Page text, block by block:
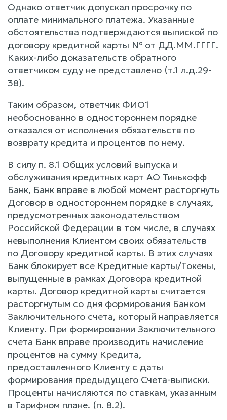
Однако ответчик допускал просрочку по
оплате минимального платежа. Указанные
обстоятельства подтверждаются выпиской по
договору кредитной карты № от ДД.ММ.ГГГГ.
Каких-либо доказательств обратного
ответчиком суду не представлено (т.1 л.д.29-
38).
Таким образом, ответчик ФИО1
необоснованно в одностороннем порядке
отказался от исполнения обязательств по
возврату кредита и процентов по нему.
В силу п. 8.1 Общих условий выпуска и
обслуживания кредитных карт АО Тинькофф
Банк, Банк вправе в любой момент расторгнуть
Договор в одностороннем порядке в случаях,
предусмотренных законодательством
Российской Федерации в том числе, в случаях
невыполнения Клиентом своих обязательств
по Договору кредитной карты. В этих случаях
Банк блокирует все Кредитные карты/Токены,
выпущенные в рамках Договора кредитной
карты. Договор кредитной карты считается
расторгнутым со дня формирования Банком
Заключительного счета, который направляется
Клиенту. При формировании Заключительного
счета Банк вправе производить начисление
процентов на сумму Кредита,
предоставленного Клиенту с даты
формирования предыдущего Счета-выписки.
Проценты начисляются по ставкам, указанным
в Тарифном плане. (п. 8.2).